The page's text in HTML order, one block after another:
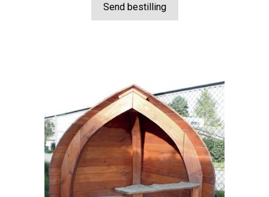
Send bestilling